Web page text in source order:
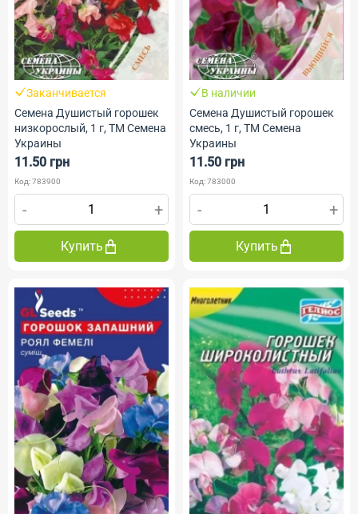
Заканчивается
Семена Душистый горошек
низкорослый, 1 г, ТМ Семена
Украины
11.50 грн
Код: 783900
- +
Купить
В наличии
Семена Душистый горошек
смесь, 1 г, ТМ Семена
Украины
11.50 грн
Код: 783000
- +
Купить